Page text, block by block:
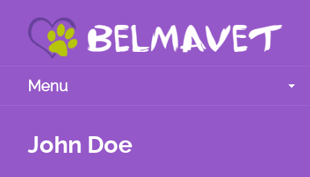
Menu
John Doe